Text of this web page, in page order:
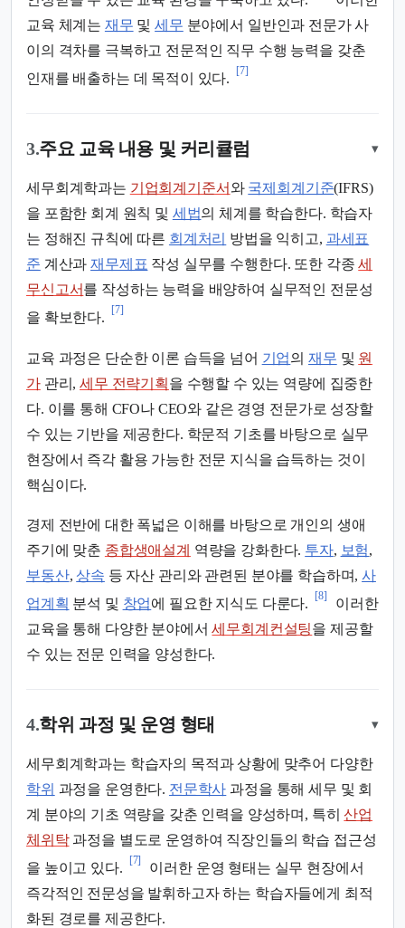
교육 체계는 재무 및세무 분야에서 일반인과 전문가 사
이의 격차를 극복하고 전문적인 직무 수행 능력을 갖춘
인재를 배출하는 데 목적이 있다.
[7]
3.주요 교육 내용 및 커리큘럼 ▾
세무회계학과는 기업회계기준서 와 국제회계기준(IFRS)
을 포함한 회계 원칙 및 세법의 체계를 학습한다. 학습자
는 정해진 규칙에 따른 회계처리 방법을 익히고, 과세표
준 계산과재무제표 작성 실무를 수행한다. 또한 각종세
무신고서를 작성하는 능력을 배양하여 실무적인 전문성
을 확보한다.
[7]
교육 과정은 단순한 이론 습득을 넘어 기업의재무 및 원
가관리,세무 전략기획을 수행할 수 있는 역량에 집중한
다. 이를 통해 CFO나 CEO와 같은 경영 전문가로 성장할
수 있는 기반을 제공한다. 학문적 기초를 바탕으로 실무
현장에서 즉각 활용 가능한 전문 지식을 습득하는 것이
핵심이다.
경제 전반에 대한 폭넓은 이해를 바탕으로 개인의 생애
주기에 맞춘 종합생애설계 역량을 강화한다. 투자, 보험,
부동산, 상속 등 자산 관리와 관련된 분야를 학습하며,사
업계획 분석 및 창업에 필요한 지식도 다룬다.
[8]
이러한
교육을 통해 다양한 분야에서세무회계컨설팅을 제공할
수 있는 전문 인력을 양성한다.
4.학위 과정 및 운영 형태 ▾
세무회계학과는 학습자의 목적과 상황에 맞추어 다양한
학위 과정을 운영한다. 전문학사 과정을 통해 세무 및 회
계 분야의 기초 역량을 갖춘 인력을 양성하며, 특히산업
체위탁과정을 별도로 운영하여 직장인들의 학습 접근성
을 높이고 있다.
[7]
이러한 운영 형태는 실무 현장에서
즉각적인 전문성을 발휘하고자 하는 학습자들에게 최적
화된 경로를 제공한다.